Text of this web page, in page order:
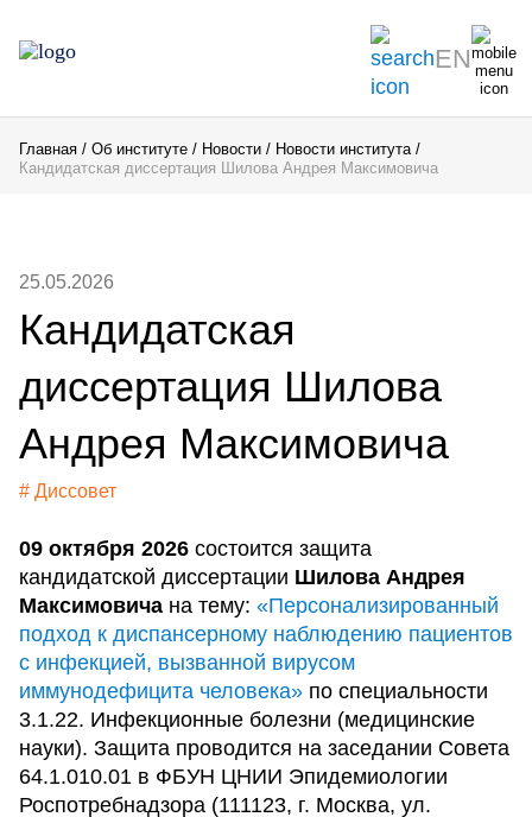
EN
Главная Об институте Новости
Новости института
Кандидатская диссертация Шилова Андрея Максимовича
25.05.2026
Кандидатская
диссертация Шилова
Андрея Максимовича
# Диссовет
09 октября 2026 состоится защита
кандидатской диссертации Шилова Андрея
Максимовича на тему: «Персонализированный
подход к диспансерному наблюдению пациентов
с инфекцией, вызванной вирусом
иммунодефицита человека» по специальности
3.1.22. Инфекционные болезни (медицинские
науки). Защита проводится на заседании Совета
64.1.010.01 в ФБУН ЦНИИ Эпидемиологии
Роспотребнадзора (111123, г. Москва, ул.